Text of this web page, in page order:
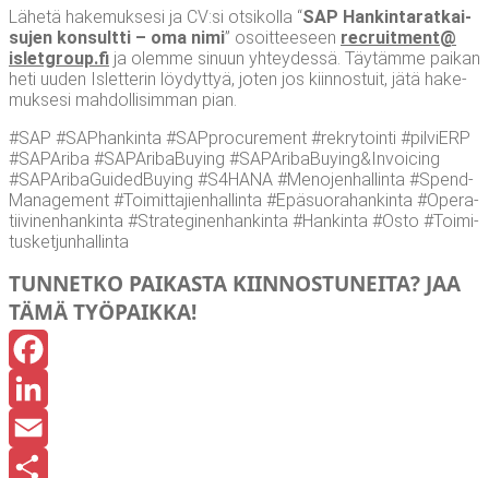
Lähe­tä hake­muk­se­si ja CV:si otsi­kol­la “SAP Han­kin­ta­rat­kai­
su­jen kon­sult­ti – oma nimi” osoit­tee­seen recruitment@​
isletgroup.​fi ja olem­me sinuun yhtey­des­sä. Täy­täm­me pai­kan
heti uuden Islet­te­rin löy­dyt­tyä, joten jos kiin­nos­tuit, jätä hake­
muk­se­si mah­dol­li­sim­man pian.
#SAP #SAP­han­kin­ta #SAP­procu­re­ment #rek­ry­toin­ti #pil­viERP
#SAPA­ri­ba #SAPA­ri­ba­Bu­ying #SAPAribaBuying&Invoicing
#SAPA­ri­ba­Gui­ded­Bu­ying #S4HANA #Meno­jen­hal­lin­ta #Spend­
Ma­na­ge­ment #Toi­mit­ta­jien­hal­lin­ta #Epä­suo­ra­han­kin­ta #Ope­ra­
tii­vi­nen­han­kin­ta #Stra­te­gi­nen­han­kin­ta #Han­kin­ta #Osto #Toi­mi­
tus­ket­jun­hal­lin­ta
TUN­NET­KO PAI­KAS­TA KIIN­NOS­TU­NEI­TA? JAA
TÄMÄ TYÖPAIKKA!
Facebook
LinkedIn
Email